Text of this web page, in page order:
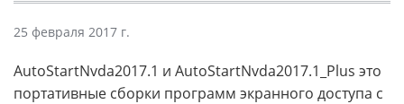
25 февраля 2017 г.
AutoStartNvda2017.1 и AutoStartNvda2017.1_Plus это
портативные сборки программ экранного доступа с